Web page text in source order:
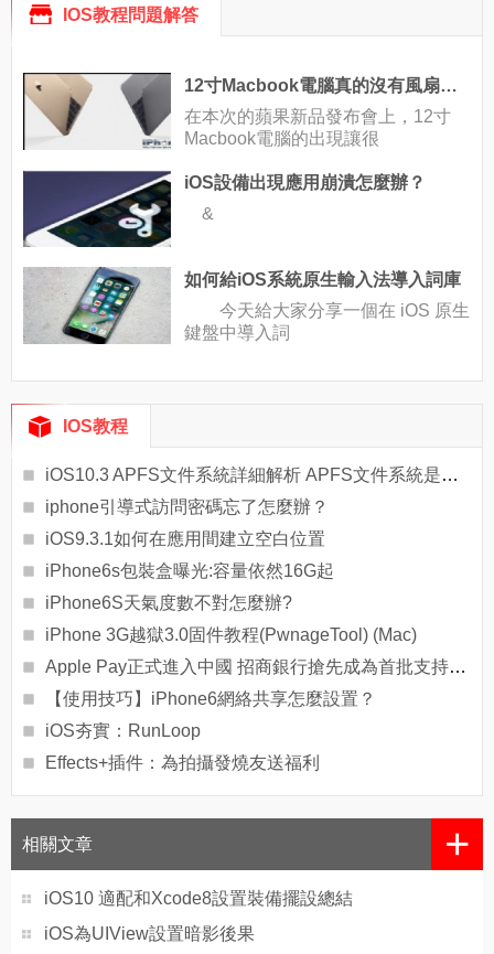
IOS教程問題解答
12寸Macbook電腦真的沒有風扇嗎？
在本次的蘋果新品發布會上，12寸
Macbook電腦的出現讓很
iOS設備出現應用崩潰怎麼辦？
&
如何給iOS系統原生輸入法導入詞庫
今天給大家分享一個在 iOS 原生
鍵盤中導入詞
IOS教程
iOS10.3 APFS文件系統詳細解析 APFS文件系統是什麼
iphone引導式訪問密碼忘了怎麼辦？
iOS9.3.1如何在應用間建立空白位置
iPhone6s包裝盒曝光:容量依然16G起
iPhone6S天氣度數不對怎麼辦?
iPhone 3G越獄3.0固件教程(PwnageTool) (Mac)
Apple Pay正式進入中國 招商銀行搶先成為首批支持Apple Pay服務銀行
【使用技巧】iPhone6網絡共享怎麼設置？
iOS夯實：RunLoop
Effects+插件：為拍攝發燒友送福利
相關文章 +
iOS10 適配和Xcode8設置裝備擺設總結
iOS為UIView設置暗影後果